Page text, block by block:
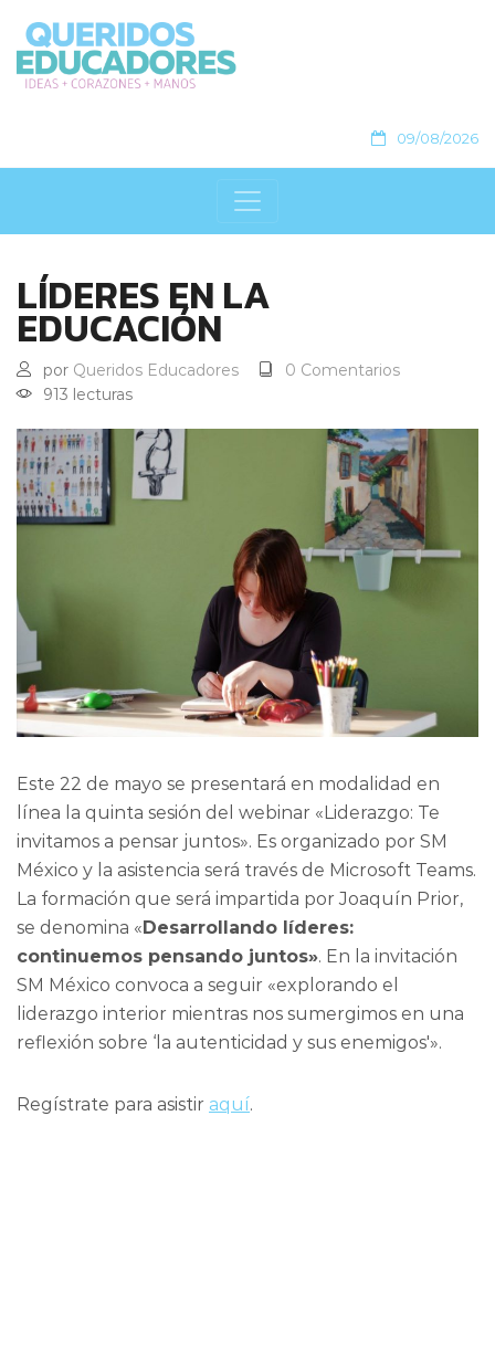
09/08/2026
LÍDERES EN LA
EDUCACIÓN
por Queridos Educadores
0 Comentarios
913 lecturas
Este 22 de mayo se presentará en modalidad en
línea la quinta sesión del webinar «Liderazgo: Te
invitamos a pensar juntos». Es organizado por SM
México y la asistencia será través de Microsoft Teams.
La formación que será impartida por Joaquín Prior,
se denomina «Desarrollando líderes:
continuemos pensando juntos». En la invitación
SM México convoca a seguir «explorando el
liderazgo interior mientras nos sumergimos en una
reflexión sobre ‘la autenticidad y sus enemigos'».
Regístrate para asistir aquí.